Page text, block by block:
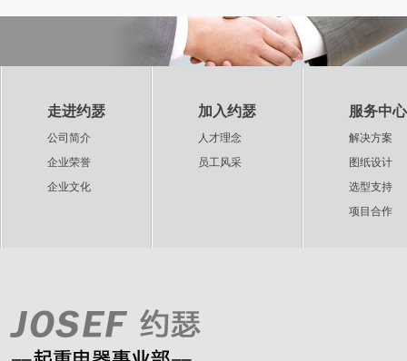
走进约瑟
公司简介
企业荣誉
企业文化
加入约瑟
人才理念
员工风采
服务中心
解决方案
图纸设计
选型支持
项目合作